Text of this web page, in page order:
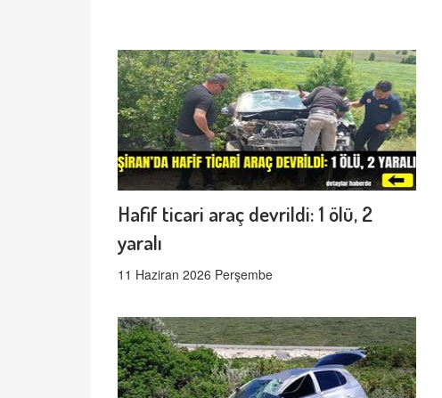
Hafif ticari araç devrildi: 1 ölü, 2
yaralı
11 Haziran 2026 Perşembe